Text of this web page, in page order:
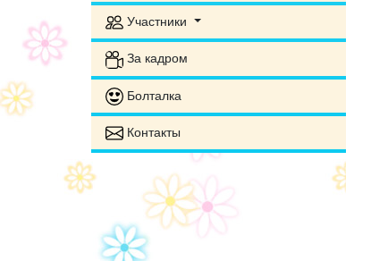
Участники
За кадром
Болталка
Контакты